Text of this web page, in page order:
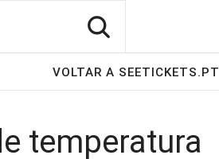
VOLTAR A SEETICKETS.PT
temperatura